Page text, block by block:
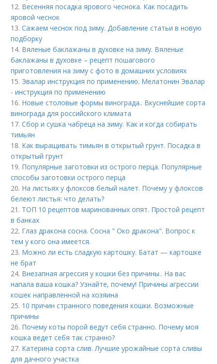
12. Весенняя посадка ярового чеснока. Как посадить
яровой чеснок
13.Сажаем чеснок под зиму. Добавление статьи в новую
подборку
14. Вяленые баклажаны в духовке на зиму. Вяленые
баклажаны в духовке – рецепт пошагового
приготовления на зиму с фото в домашних условиях
15. Эвалар инструкция по применению. Мелатонин Эвалар
- инструкция по применению
16. Новые столовые формы винограда.. Вкуснейшие сорта
винограда для российского климата
17.Сбор и сушка чабреца на зиму. Как и когда собирать
тимьян
18. Как выращивать тимьян в открытый грунт. Посадка в
открытый грунт
19. Популярные заготовки из острого перца. Популярные
способы заготовки острого перца
20. На листьях у флоксов белый налет. Почему у флоксов
белеют листья: что делать?
21. ТОП 10 рецептов маринованных опят. Простой рецепт
в банках
22. Глаз дракона сосна. Сосна " Око дракона". Вопрос к
тем у кого она имеется.
23. Можно ли есть сладкую картошку. Батат — картошке
не брат
24. Внезапная агрессия у кошки без причины.. На вас
напала ваша кошка? Узнайте, почему! Причины агрессии
кошек направленной на хозяина
25. 10 причин странного поведения кошки. Возможные
причины
26. Почему коты порой ведут себя странно. Почему моя
кошка ведет себя так странно?
27. Катерина сорта слив. Лучшие урожайные сорта сливы
для дачного участка